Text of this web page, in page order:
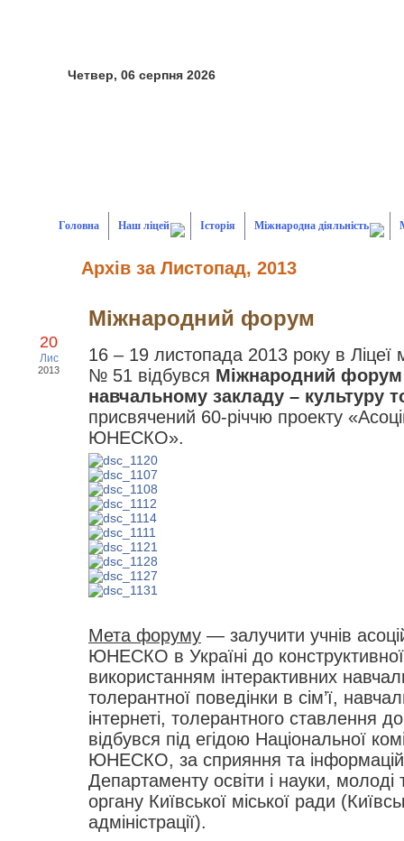
Четвер, 06 серпня 2026
Головна Наш ліцей Історія Міжнародна діяльність
Архів за Листопад, 2013
20
Лис
2013
Міжнародний форум
16 – 19 листопада 2013 року в Ліцеї
№ 51 відбувся Міжнародний
навчальному закладу – культуру
присвячений 60-річчю проекту
ЮНЕСКО».
Мета форуму — залучити учнів
ЮНЕСКО в Україні до конструктивної
використанням інтерактивних
толерантної поведінки в сім’ї,
інтернеті, толерантного ставлення
відбувся під егідою Національної
ЮНЕСКО, за сприяння та
Департаменту освіти і науки, молоді
органу Київської міської ради
адміністрації).